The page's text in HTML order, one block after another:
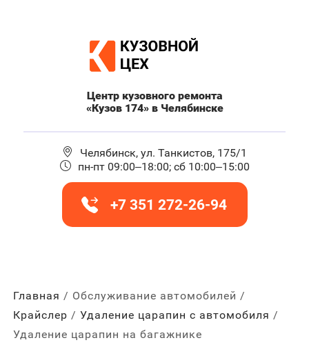
Центр кузовного ремонта
«Кузов 174» в Челябинске
Челябинск, ул. Танкистов, 175/1
пн-пт 09:00–18:00; сб 10:00–15:00
+7 351 272-26-94
Главная
Обслуживание автомобилей
Крайслер
Удаление царапин с автомобиля
Удаление царапин на багажнике